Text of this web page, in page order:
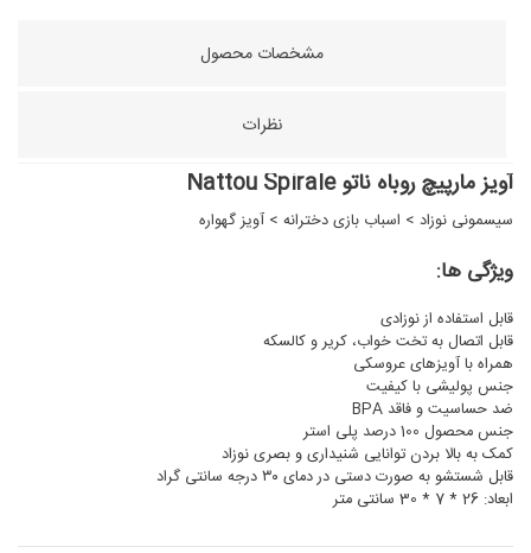
مشخصات محصول
نظرات
آویز مارپیچ روباه ناتو Nattou Spirale
سیسمونی نوزاد > اسباب بازی دخترانه > آویز گهواره
ویژگی ها:
قابل استفاده از نوزادی
قابل اتصال به تخت خواب، کریر و کالسکه
همراه با آویزهای عروسکی
جنس پولیشی با کیفیت
ضد حساسیت و فاقد BPA
جنس محصول 100 درصد پلی استر
کمک به بالا بردن توانایی شنیداری و بصری نوزاد
قابل شستشو به صورت دستی در دمای ۳۰ درجه سانتی گراد
ابعاد: 26 * 7 * 30 سانتی متر